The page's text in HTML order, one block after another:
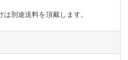
別途送料を頂戴します。